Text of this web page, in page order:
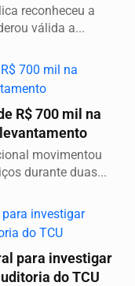
reconheceu a
válida a...
R$ 700 mil na
movimentou
durante duas...
para investigar
do TCU